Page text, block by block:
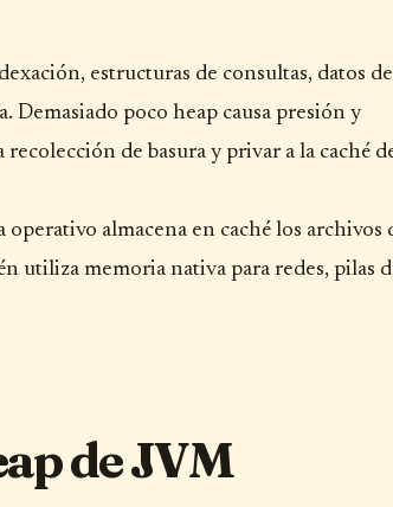
estructuras de consultas, datos de
Demasiado poco heap causa presión y
de basura y privar a la caché
operativo almacena en caché los archivos
utiliza memoria nativa para redes, pilas
de JVM